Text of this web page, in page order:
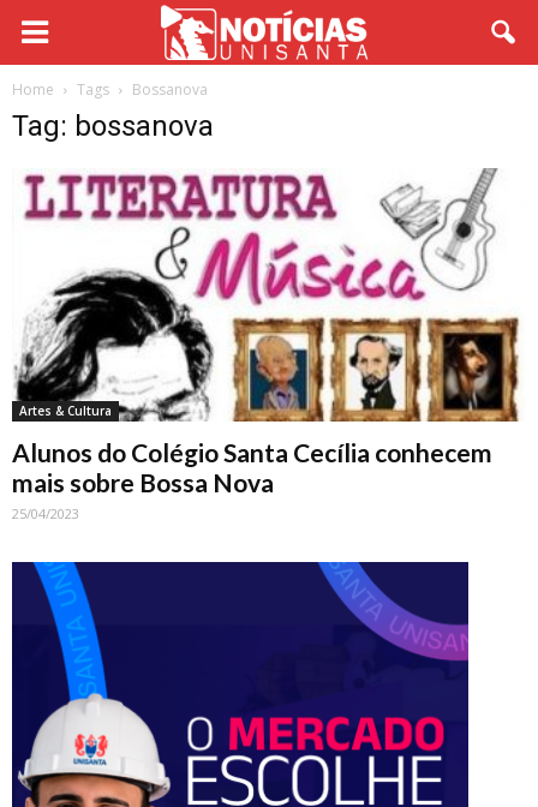
Home Tags Bossanova
Tag: bossanova
Artes & Cultura
Alunos do Colégio Santa Cecília conhecem
mais sobre Bossa Nova
25/04/2023